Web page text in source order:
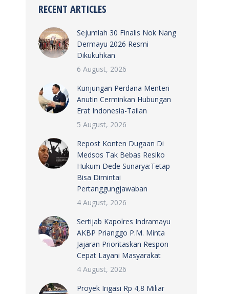
RECENT ARTICLES
Sejumlah 30 Finalis Nok Nang
Dermayu 2026 Resmi
Dikukuhkan
6 August, 2026
Kunjungan Perdana Menteri
Anutin Cerminkan Hubungan
Erat Indonesia-Tailan
5 August, 2026
Repost Konten Dugaan Di
Medsos Tak Bebas Resiko
Hukum Dede Sunarya:Tetap
Bisa Dimintai
Pertanggungjawaban
4 August, 2026
Sertijab Kapolres Indramayu
AKBP Prianggo P.M. Minta
Jajaran Prioritaskan Respon
Cepat Layani Masyarakat
4 August, 2026
Proyek Irigasi Rp 4,8 Miliar